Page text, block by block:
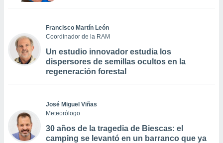
Francisco Martín León
Coordinador de la RAM
Un estudio innovador estudia los
dispersores de semillas ocultos en la
regeneración forestal
José Miguel Viñas
Meteorólogo
30 años de la tragedia de Biescas: el
camping se levantó en un barranco que ya